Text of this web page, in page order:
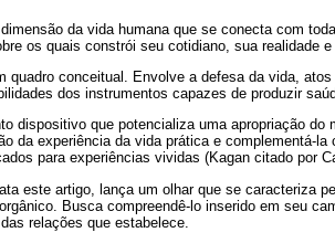
da vida humana que se conecta com
os quais constrói seu cotidiano, sua realidade e
quadro conceitual. Envolve a defesa da vida,
dos instrumentos capazes de produzir
dispositivo que potencializa uma apropriação do
da experiência da vida prática e complementá-
para experiências vividas (Kagan citado por
este artigo, lança um olhar que se caracteriza
Busca compreendê-lo inserido em seu
relações que estabelece.